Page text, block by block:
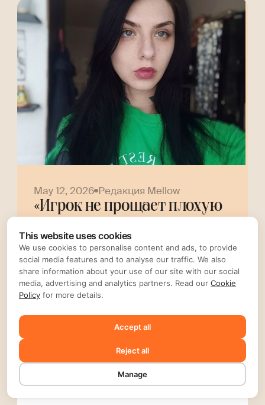
May 12, 2026 Редакция Mellow
«Игрок не прощает плохую
игровым композитором
Helly Tree
Интервью Опыт
This website uses cookies
We use cookies to personalise content and ads, to provide
social media features and to analyse our traffic. We also
share information about your use of our site with our social
media, advertising and analytics partners. Read our Cookie
Policy for more details.
Accept all
Reject all
Manage